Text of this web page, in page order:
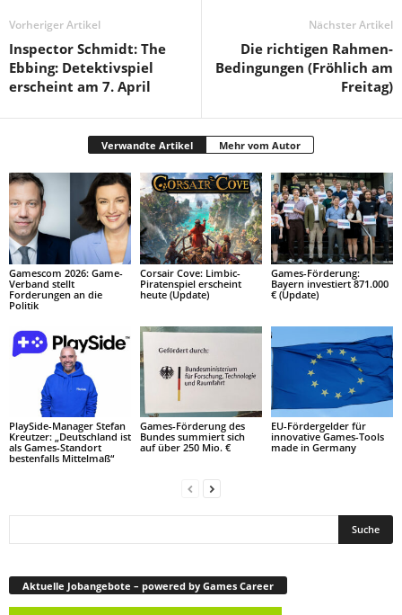
Vorheriger Artikel
Inspector Schmidt: The
Ebbing: Detektivspiel
erscheint am 7. April
Nächster Artikel
Die richtigen Rahmen-
Bedingungen (Fröhlich am
Freitag)
Verwandte Artikel Mehr vom Autor
Gamescom 2026: Game-
Verband stellt
Forderungen an die
Politik
Corsair Cove: Limbic-
Piratenspiel erscheint
heute (Update)
Games-Förderung:
Bayern investiert 871.000
€ (Update)
PlaySide-Manager Stefan
Kreutzer: „Deutschland ist
als Games-Standort
bestenfalls Mittelmaß“
Games-Förderung des
Bundes summiert sich
auf über 250 Mio. €
EU-Fördergelder für
innovative Games-Tools
made in Germany
Aktuelle Jobangebote – powered by Games Career